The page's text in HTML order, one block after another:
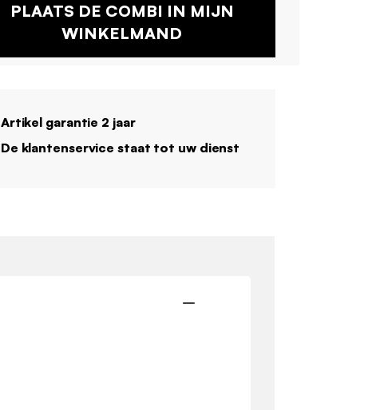
PLAATS DE COMBI IN MIJN
WINKELMAND
Artikel garantie 2 jaar
De klantenservice staat tot uw dienst